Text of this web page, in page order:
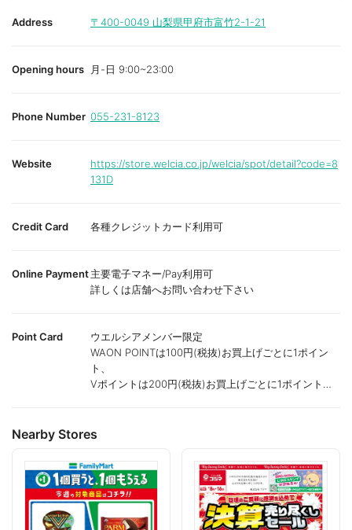
Address 〒400-0049 山梨県甲府市富竹2-1-21
Opening hours 月-日 9:00~23:00
Phone Number 055-231-8123
Website
https://store.welcia.co.jp/welcia/spot/detail?code=8
131D
Credit Card 各種クレジットカード利用可
Online Payment主要電子マネー/Pay利用可
詳しくは店舗へお問い合わせ下さい
Point Card
ウエルシアメンバー限定
WAON POINTは100円(税抜)お買上げごとに1ポイン
ト、
Vポイントは200円(税抜)お買上げごとに1ポイント進
Nearby Stores